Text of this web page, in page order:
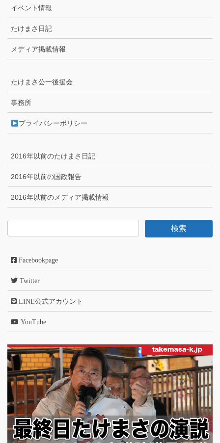
イベント情報
たけまさ日記
メディア掲載情報
たけまさ公一後援会
事務所
プライバシーポリシー
2016年以前のたけまさ日記
2016年以前の国政報告
2016年以前のメディア掲載情報
Facebookpage
Twitter
LINE公式アカウント
YouTube